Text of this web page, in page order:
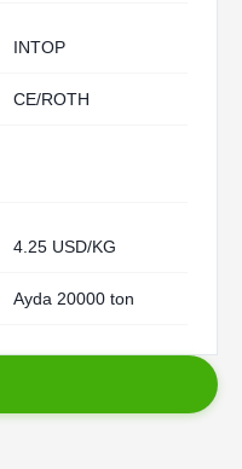
INTOP
CE/ROTH
4.25 USD/KG
Ayda 20000 ton